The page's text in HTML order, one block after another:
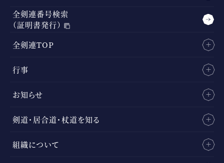
全剣連番号検索
（証明書発行）
全剣連TOP
行事
お知らせ
剣道・居合道・杖道を知る
組織について